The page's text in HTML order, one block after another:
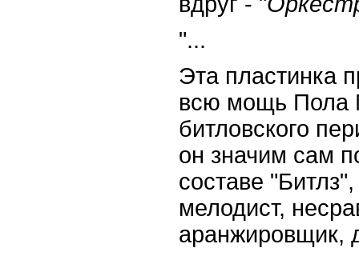
"...
Эта пластинка
всю мощь Пола
битловского
он значим сам
составе
мелодист,
аранжировщик,